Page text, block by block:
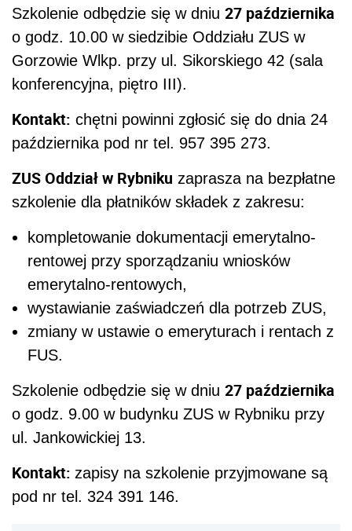
Szkolenie odbędzie się w dniu 27 października
o godz. 10.00 w siedzibie Oddziału ZUS w
Gorzowie Wlkp. przy ul. Sikorskiego 42 (sala
konferencyjna, piętro III).
Kontakt: chętni powinni zgłosić się do dnia 24
października pod nr tel. 957 395 273.
ZUS Oddział w Rybniku zaprasza na bezpłatne
szkolenie dla płatników składek z zakresu:
kompletowanie dokumentacji emerytalno-
rentowej przy sporządzaniu wniosków
emerytalno-rentowych,
wystawianie zaświadczeń dla potrzeb ZUS,
zmiany w ustawie o emeryturach i rentach z
FUS.
Szkolenie odbędzie się w dniu 27 października
o godz. 9.00 w budynku ZUS w Rybniku przy
ul. Jankowickiej 13.
Kontakt: zapisy na szkolenie przyjmowane są
pod nr tel. 324 391 146.